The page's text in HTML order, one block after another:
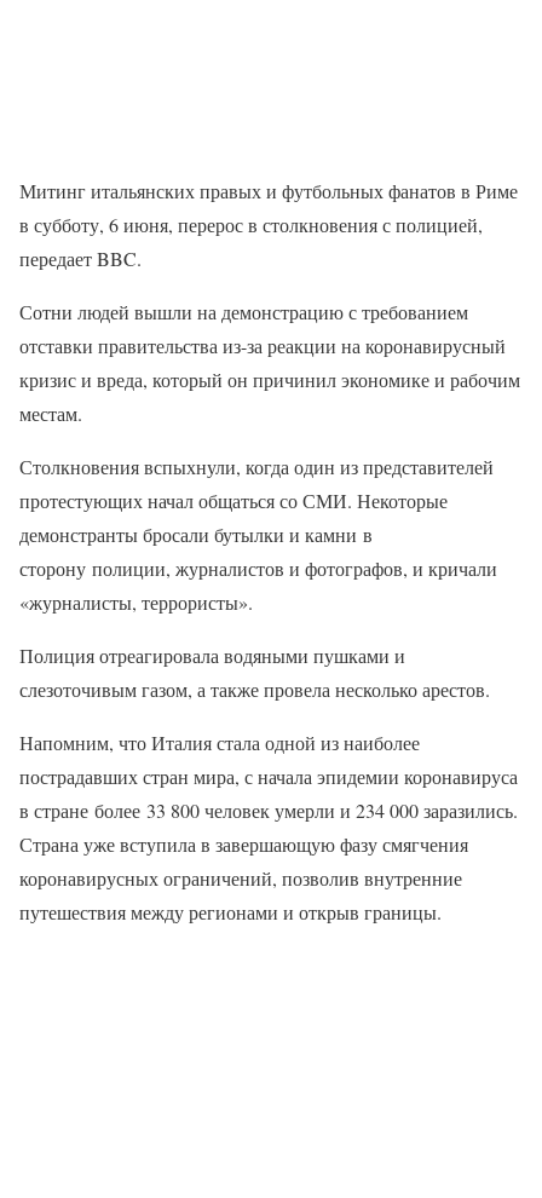
Митинг итальянских правых и футбольных фанатов в Риме
в субботу, 6 июня, перерос в столкновения с полицией,
передает BBC.
Сотни людей вышли на демонстрацию с требованием
отставки правительства из-за реакции на коронавирусный
кризис и вреда, который он причинил экономике и рабочим
местам.
Столкновения вспыхнули, когда один из представителей
протестующих начал общаться со СМИ. Некоторые
демонстранты бросали бутылки и камни в
сторону полиции, журналистов и фотографов, и кричали
«журналисты, террористы».
Полиция отреагировала водяными пушками и
слезоточивым газом, а также провела несколько арестов.
Напомним, что Италия стала одной из наиболее
пострадавших стран мира, с начала эпидемии коронавируса
в стране более 33 800 человек умерли и 234 000 заразились.
Страна уже вступила в завершающую фазу смягчения
коронавирусных ограничений, позволив внутренние
путешествия между регионами и открыв границы.